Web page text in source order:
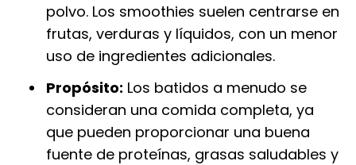
polvo. Los smoothies suelen centrarse en
frutas, verduras y líquidos, con un menor
uso de ingredientes adicionales.
Propósito: Los batidos a menudo se
consideran una comida completa, ya
que pueden proporcionar una buena
fuente de proteínas, grasas saludables y